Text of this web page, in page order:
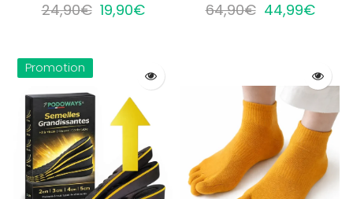
24,90€ 19,90€ 64,90€ 44,99€
Promotion